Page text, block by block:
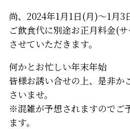
尚、2024年1月1日(月)～1月3
ご飲食代に別途お正月料金(
させていただきます。
何かとお忙しい年末年始
皆様お誘い合せの上、是非か
さいませ。
※混雑が予想されますのでご
ます。